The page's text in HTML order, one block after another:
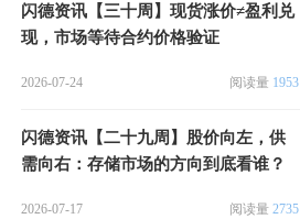
闪德资讯【三十周】现货涨价≠盈利兑
现，市场等待合约价格验证
2026-07-24 阅读量 1953
闪德资讯【二十九周】股价向左，供
需向右：存储市场的方向到底看谁？
2026-07-17 阅读量 2735